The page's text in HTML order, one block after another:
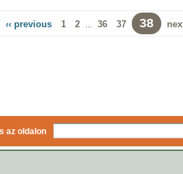
‹‹ previous 1 2 36 37 38
az oldalon